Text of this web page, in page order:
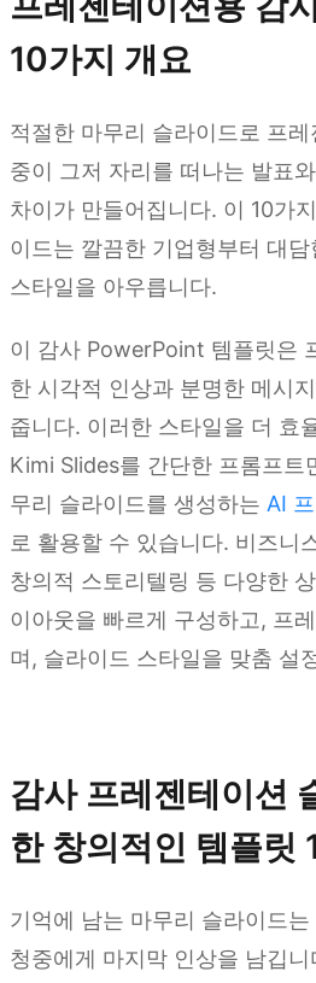
10가지 개요
적절한 마무리 슬라이드로 프
중이 그저 자리를 떠나는 발표
차이가 만들어집니다. 이 10가
이드는 깔끔한 기업형부터 대
스타일을 아우릅니다.
이 감사 PowerPoint 템플릿은
한 시각적 인상과 분명한 메시
줍니다. 이러한 스타일을 더 효
Kimi Slides를 간단한 프롬프트
무리 슬라이드를 생성하는 AI
로 활용할 수 있습니다. 비즈니
창의적 스토리텔링 등 다양한
이아웃을 빠르게 구성하고, 프
며, 슬라이드 스타일을 맞춤 설
감사 프레젠테이션
한 창의적인 템플릿
기억에 남는 마무리 슬라이드
청중에게 마지막 인상을 남깁